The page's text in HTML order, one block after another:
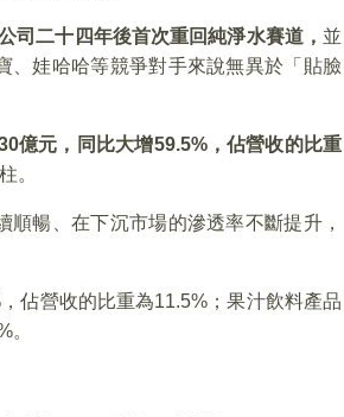
司二十四年後首次重回純淨水賽道， 並
、娃哈哈等競爭對手來說無異於「貼臉
億元，同比大增59.5%，佔營收的比重
。
暢、在下沉市場的滲透率不斷提升，
佔營收的比重為11.5%；果汁飲料產品
。